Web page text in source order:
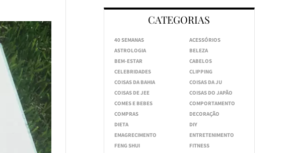
CATEGORIAS
40 SEMANAS
ACESSÓRIOS
ASTROLOGIA
BELEZA
BEM-ESTAR
CABELOS
CELEBRIDADES
CLIPPING
COISAS DA BAHIA
COISAS DA JU
COISAS DE JEE
COISAS DO JAPÃO
COMES E BEBES
COMPORTAMENTO
COMPRAS
DECORAÇÃO
DIETA
DIY
EMAGRECIMENTO
ENTRETENIMENTO
FENG SHUI
FITNESS